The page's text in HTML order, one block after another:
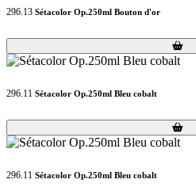
296.13 Sétacolor Op.250ml Bouton d'or
Loading...
Loading...
296.11 Sétacolor Op.250ml Bleu cobalt
Loading...
Loading...
296.11 Sétacolor Op.250ml Bleu cobalt